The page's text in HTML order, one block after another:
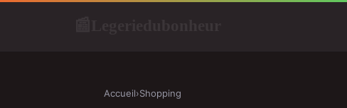
Accueil›Shopping